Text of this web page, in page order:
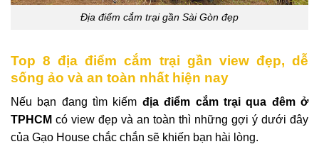
Địa điểm cắm trại gần Sài Gòn đẹp
Top 8 địa điểm cắm trại gần view đẹp, dễ
sống ảo và an toàn nhất hiện nay
Nếu bạn đang tìm kiếm địa điểm cắm trại qua đêm ở
TPHCM có view đẹp và an toàn thì những gợi ý dưới đây
của Gạo House chắc chắn sẽ khiến bạn hài lòng.